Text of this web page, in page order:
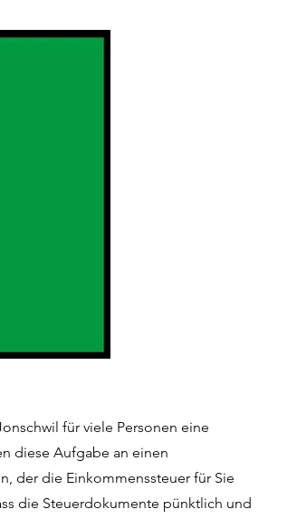
für viele Personen eine
diese Aufgabe an einen
der die Einkommenssteuer für Sie
die Steuerdokumente pünktlich und